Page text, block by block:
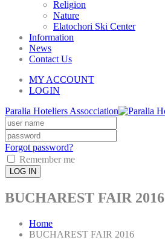
Religion
Nature
Elatochori Ski Center
Information
News
Contact Us
MY ACCOUNT
LOGIN
Paralia Hoteliers Assocciation
Forgot password?
Remember me
LOG IN
BUCHAREST FAIR 2016
Home
BUCHAREST FAIR 2016